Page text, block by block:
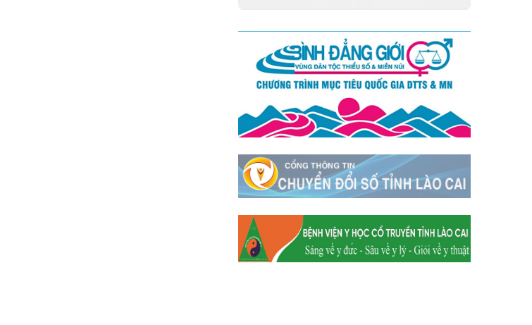
Hum
Xã Y Tý
Xã A Mú Sung
Xã Trịnh Tường
Xã Nậm Chày
Xã Bản Xèo
Xã Bát Xát
Xã Võ Lao
Xã Khánh Yên
Xã Văn Bàn
Xã Dương Quỳ
Xã Chiềng Ken
Xã Minh Lương
Xã Nậm Chảy
Xã Bảo Yên
Xã Nghĩa Đô
Xã Thượng Hà